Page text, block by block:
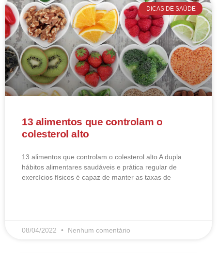
DICAS DE SAÚDE
13 alimentos que controlam o
colesterol alto
13 alimentos que controlam o colesterol alto​ A dupla
hábitos alimentares saudáveis e prática regular de
exercícios físicos é capaz de manter as taxas de
08/04/2022 Nenhum comentário